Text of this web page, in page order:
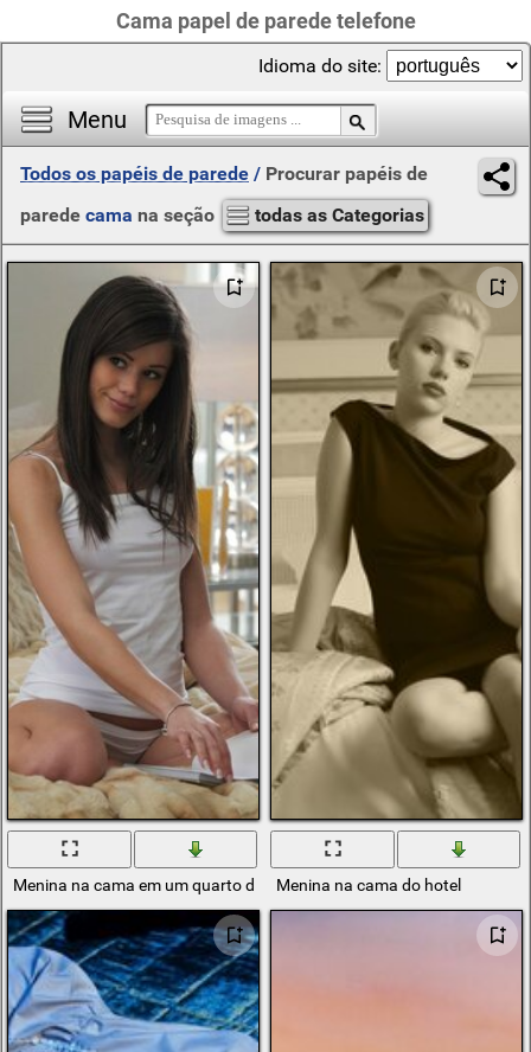
Cama papel de parede telefone
Menu
Idioma do site:
Todos os papéis de parede / Procurar papéis de
parede cama na seção todas as Categorias
Menina na cama em um quarto de hotelMenina na cama do hotel